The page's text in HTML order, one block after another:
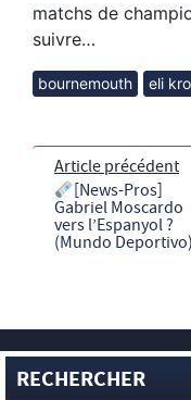
matchs de
suivre…
bournemouth eli
Article précédent
[News-Pros]
Gabriel Moscardo
vers l’Espanyol ?
(Mundo Deportivo)
RECHERCHER